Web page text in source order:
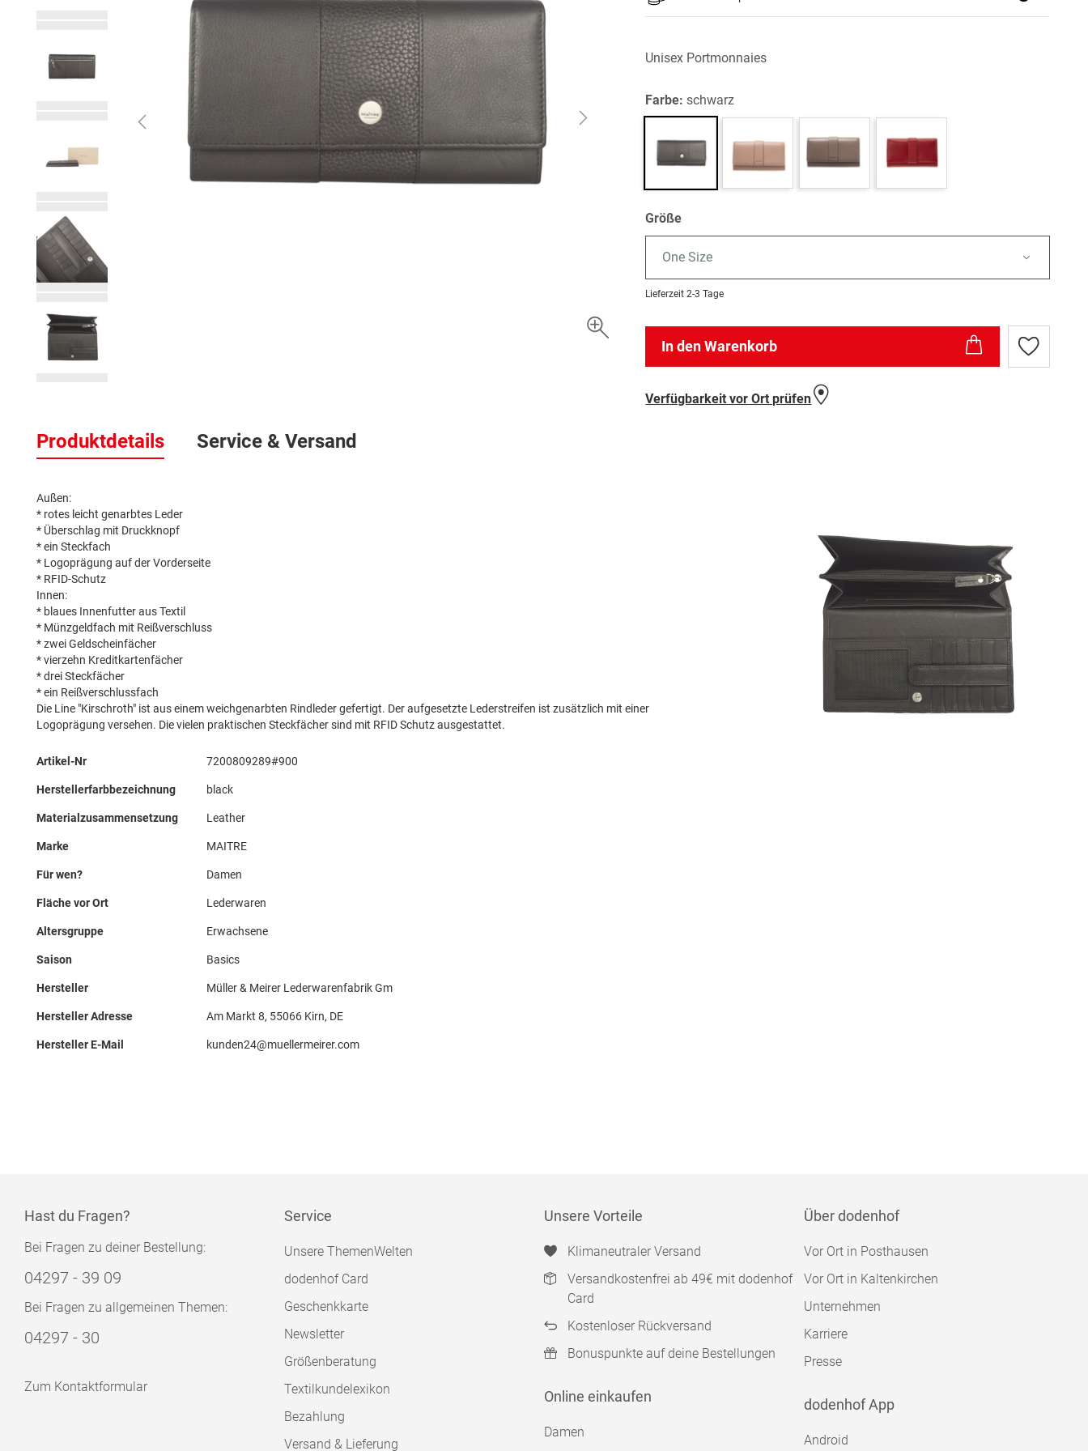
der
Bildergalerie
Unisex Portmonnaies
Farbe:schwarz
Größe
One Size
Lieferzeit 2-3 Tage
In den Warenkorb
Zur
Wunschliste
Verfügbarkeit vor Ort prüfen
Produktdetails
Außen:
* rotes leicht genarbtes Leder
* Überschlag mit Druckknopf
* ein Steckfach
* Logoprägung auf der Vorderseite
* RFID-Schutz
Innen:
* blaues Innenfutter aus Textil
* Münzgeldfach mit Reißverschluss
* zwei Geldscheinfächer
* vierzehn Kreditkartenfächer
* drei Steckfächer
* ein Reißverschlussfach
Die Line "Kirschroth" ist aus einem weichgenarbten Rindleder gefertigt. Der aufgesetzte Lederstreifen ist zusätzlich mit einer
Logoprägung versehen. Die vielen praktischen Steckfächer sind mit RFID Schutz ausgestattet.
Mehr
Artikel-Nr 7200809289#900
Herstellerfarbbezeichnung black
Materialzusammensetzung Leather
Marke MAITRE
Für wen? Damen
Fläche vor Ort Lederwaren
Altersgruppe Erwachsene
Saison Basics
Hersteller Müller & Meirer Lederwarenfabrik Gm
Hersteller Adresse Am Markt 8, 55066 Kirn, DE
Hersteller E-Mail kunden24@muellermeirer.com
Service & Versand
Hast du Fragen?
Bei Fragen zu deiner Bestellung:
04297 - 39 09
Bei Fragen zu allgemeinen Themen:
04297 - 30
Zum Kontaktformular
Service
Unsere ThemenWelten
dodenhof Card
Geschenkkarte
Newsletter
Größenberatung
Textilkundelexikon
Bezahlung
Versand & Lieferung
Unsere Vorteile
Klimaneutraler Versand
Versandkostenfrei ab 49€ mit dodenhof
Card
Kostenloser Rückversand
Bonuspunkte auf deine Bestellungen
Online einkaufen
Damen
Über dodenhof
Vor Ort in Posthausen
Vor Ort in Kaltenkirchen
Unternehmen
Karriere
Presse
dodenhof App
Android